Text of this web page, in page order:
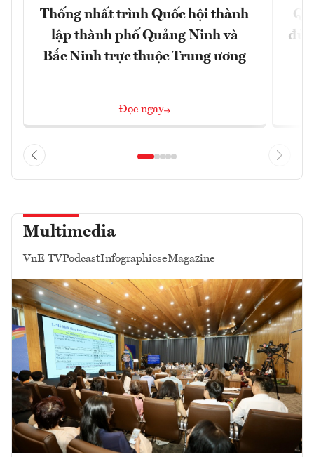
Thống nhất trình Quốc hội thành
lập thành phố Quảng Ninh và
Bắc Ninh trực thuộc Trung ương
Đọc ngay
đủ
Multimedia
VnE TVPodcastInfographicseMagazine